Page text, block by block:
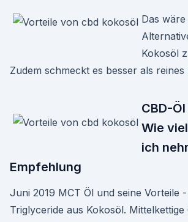
Das
Kokosöl
Zudem schmeckt es besser als reines
CBD-
Wie
ich
Empfehlung
Juni 2019 MCT Öl und seine Vorteile
Triglyceride aus Kokosöl. Mittelkettige